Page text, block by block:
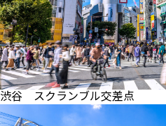
渋谷 スクランブル交差点